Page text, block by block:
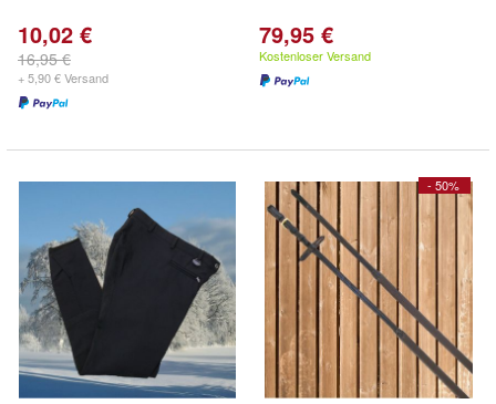
10,02 €
16,95 €
+ 5,90 € Versand
79,95 €
Kostenloser Versand
- 50%